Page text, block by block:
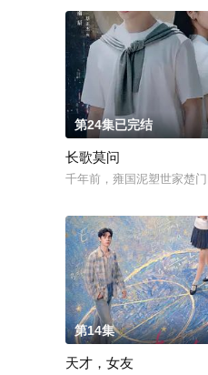
第24集已完结
长歌莫问
千年前，雍国泥塑世家楚
第14集
天才，女友